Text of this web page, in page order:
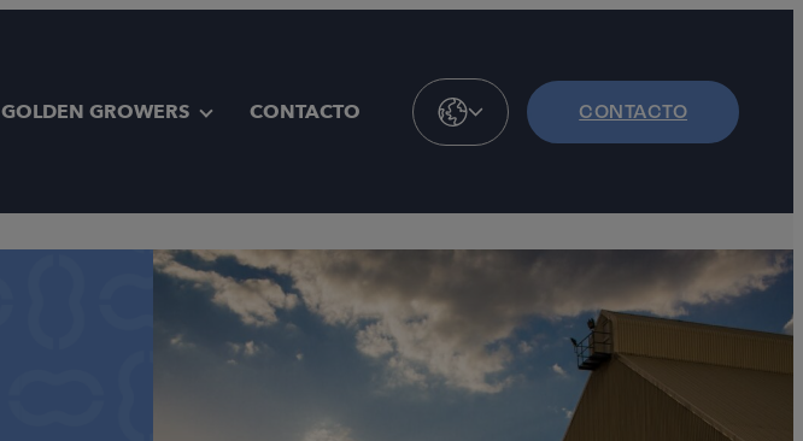
GOLDEN GROWERS CONTACTO CONTACTO